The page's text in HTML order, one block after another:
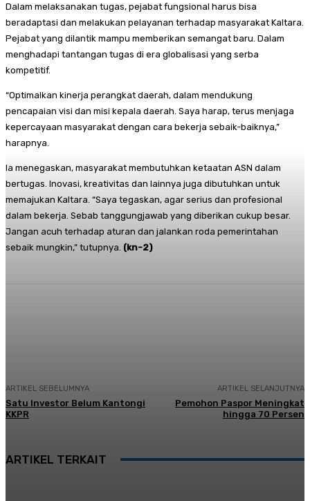
Dalam melaksanakan tugas, pejabat fungsional harus bisa
beradaptasi dan melakukan pelayanan terhadap masyarakat Kaltara.
Pejabat yang dilantik mampu memberikan semangat baru. Dalam
menghadapi tantangan tugas di era globalisasi yang serba
kompetitif.
“Optimalkan kinerja perangkat daerah, dalam mendukung
pencapaian visi dan misi kepala daerah. Saya harap, terus menjaga
kepercayaan masyarakat dengan cara bekerja sebaik-baiknya,”
harapnya.
Ia menegaskan, masyarakat membutuhkan ketaatan ASN dalam
bertugas. Inovasi, kreativitas dan lainnya juga dibutuhkan untuk
memajukan Kaltara. “Saya tegaskan, agar serius dan profesional
dalam bekerja. Sebab tanggungjawab yang diberikan cukup besar.
Jangan acuh terhadap aturan dan jalankan roda pemerintahan
sebaik mungkin,” tutupnya. (kn-2)
ARTIKEL SEBELUMNYA
Satu Investor Belum Kantongi
KKPR
ARTIKEL SELANJUTNYA
Pemohon Paspor Meningkat
hingga 70 Persen
ARTIKEL TERKAIT